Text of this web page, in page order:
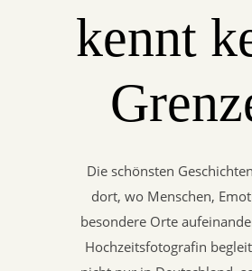
kennt
Die schönsten
dort, wo Menschen,
besondere Orte
Hochzeitsfotografin